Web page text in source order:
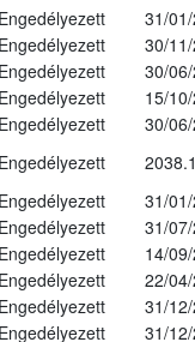
Engedélyezett
31/
Engedélyezett
30/
Engedélyezett
30/
Engedélyezett
15/
Engedélyezett
30/
Engedélyezett
Engedélyezett
31/
Engedélyezett
31/
Engedélyezett
14/
Engedélyezett
22/
Engedélyezett
31/
Engedélyezett
31/